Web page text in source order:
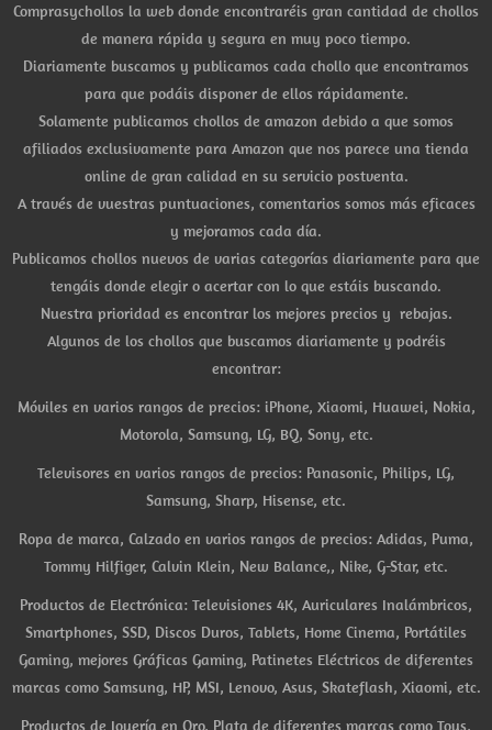
Comprasychollos la web donde encontraréis gran cantidad de chollos
de manera rápida y segura en muy poco tiempo.
Diariamente buscamos y publicamos cada chollo que encontramos
para que podáis disponer de ellos rápidamente.
Solamente publicamos chollos de amazon debido a que somos
afiliados exclusivamente para Amazon que nos parece una tienda
online de gran calidad en su servicio postventa.
A través de vuestras puntuaciones, comentarios somos más eficaces
y mejoramos cada día.
Publicamos chollos nuevos de varias categorías diariamente para que
tengáis donde elegir o acertar con lo que estáis buscando.
Nuestra prioridad es encontrar los mejores precios y rebajas.
Algunos de los chollos que buscamos diariamente y podréis
encontrar:
Móviles en varios rangos de precios: iPhone, Xiaomi, Huawei, Nokia,
Motorola, Samsung, LG, BQ, Sony, etc.
Televisores en varios rangos de precios: Panasonic, Philips, LG,
Samsung, Sharp, Hisense, etc.
Ropa de marca, Calzado en varios rangos de precios: Adidas, Puma,
Tommy Hilfiger, Calvin Klein, New Balance,, Nike, G-Star, etc.
Productos de Electrónica: Televisiones 4K, Auriculares Inalámbricos,
Smartphones, SSD, Discos Duros, Tablets, Home Cinema, Portátiles
Gaming, mejores Gráficas Gaming, Patinetes Eléctricos de diferentes
marcas como Samsung, HP, MSI, Lenovo, Asus, Skateflash, Xiaomi, etc.
Productos de Joyería en Oro, Plata de diferentes marcas como Tous,